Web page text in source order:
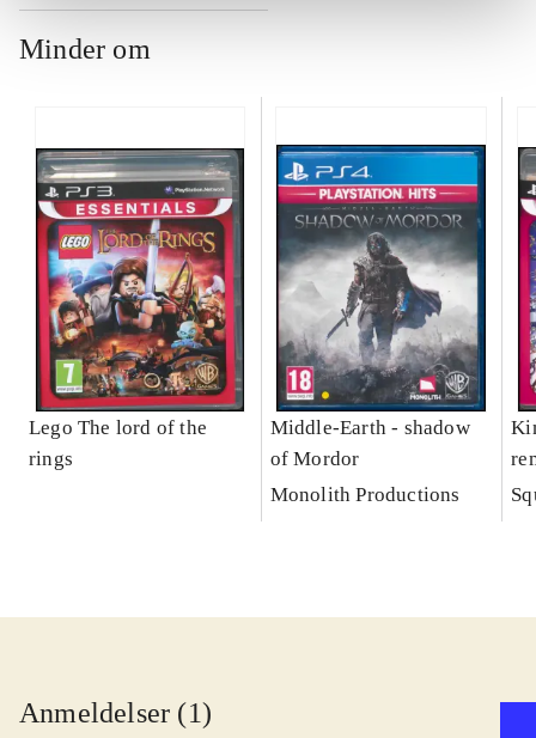
Minder om
Lego The lord of the
rings
Middle-Earth - shadow
of Mordor
Monolith Productions
Anmeldelser (1)